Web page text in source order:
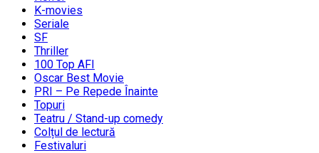
K-movies
Seriale
SF
Thriller
100 Top AFI
Oscar Best Movie
PRI – Pe Repede Înainte
Topuri
Teatru / Stand-up comedy
Colțul de lectură
Festivaluri